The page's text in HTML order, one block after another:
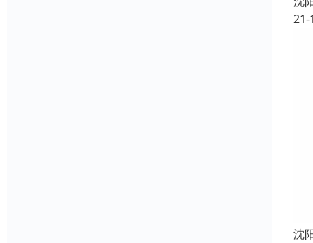
21-
沈